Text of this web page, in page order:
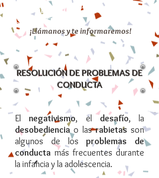
CENTRE DE PSICOLOGIA A
CASTELLDEFELS
¡Llámanos y te informaremos!
RESOLUCIÓN DE PROBLEMAS DE
CONDUCTA
Elnegativismo, eldesafío, la
desobedienciao lasrabietas son
algunos de losproblemas de
conducta más frecuentes durante
la infancia y la adolescencia.